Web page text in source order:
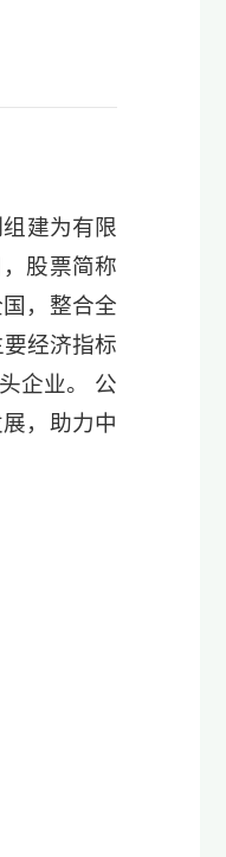
建为有限
股票简称
，整合全
经济指标
企业。 公
，助力中